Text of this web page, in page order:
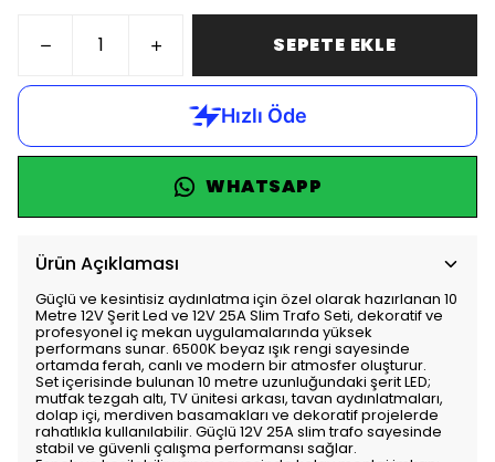
SEPETE EKLE
WHATSAPP
Ürün Açıklaması
Güçlü ve kesintisiz aydınlatma için özel olarak hazırlanan 10
Metre 12V Şerit Led ve 12V 25A Slim Trafo Seti, dekoratif ve
profesyonel iç mekan uygulamalarında yüksek
performans sunar. 6500K beyaz ışık rengi sayesinde
ortamda ferah, canlı ve modern bir atmosfer oluşturur.
Set içerisinde bulunan 10 metre uzunluğundaki şerit LED;
mutfak tezgah altı, TV ünitesi arkası, tavan aydınlatmaları,
dolap içi, merdiven basamakları ve dekoratif projelerde
rahatlıkla kullanılabilir. Güçlü 12V 25A slim trafo sayesinde
stabil ve güvenli çalışma performansı sağlar.